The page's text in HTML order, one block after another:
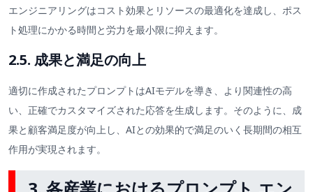
エンジニアリングはコスト効果とリソースの最適化を達成し、ポス
ト処理にかかる時間と労力を最小限に抑えます。
2.5. 成果と満足の向上
適切に作成されたプロンプトはAIモデルを導き、より関連性の高
い、正確でカスタマイズされた応答を生成します。そのように、成
果と顧客満足度が向上し、AIとの効果的で満足のいく長期間の相互
作用が実現されます。